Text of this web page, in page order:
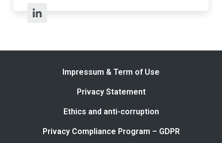
Impressum & Term of Use
Privacy Statement
Ethics and anti-corruption
Privacy Compliance Program – GDPR